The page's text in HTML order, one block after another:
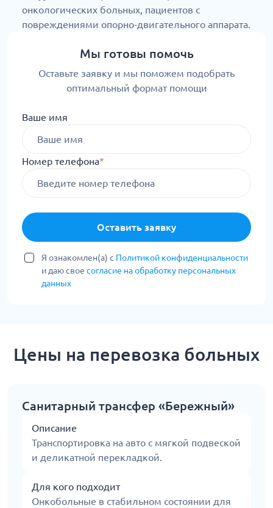
онкологических больных, пациентов с
повреждениями опорно-двигательного аппарата.
Мы готовы помочь
Оставьте заявку и мы поможем подобрать
оптимальный формат помощи
Ваше имя
Номер телефона*
Оставить заявку
Я ознакомлен(а) с Политикой конфиденциальности
и даю свое согласие на обработку персональных
данных
Цены на перевозка больных
Санитарный трансфер «Бережный»
Описание
Транспортировка на авто с мягкой подвеской
и деликатной перекладкой.
Для кого подходит
Онкобольные в стабильном состоянии для